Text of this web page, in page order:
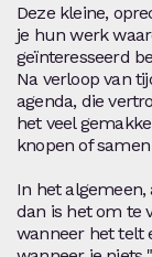
Deze kleine,
je hun werk
geïnteresseerd
Na verloop van
agenda, die
het veel
knopen of
In het algemeen,
dan is het om te
wanneer het telt